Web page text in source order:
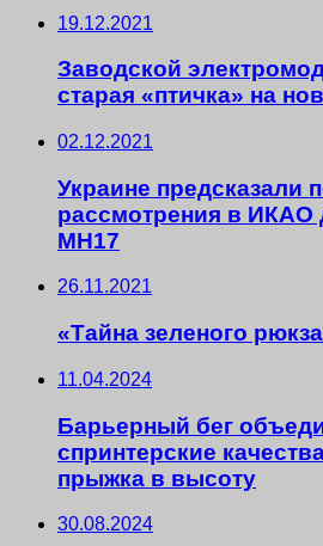
19.12.2021
Заводской
старая «птичка» на
02.12.2021
Украине предсказали
рассмотрения в ИКАО
MH17
26.11.2021
«Тайна зеленого
11.04.2024
Барьерный бег
спринтерские
прыжка в высоту
30.08.2024